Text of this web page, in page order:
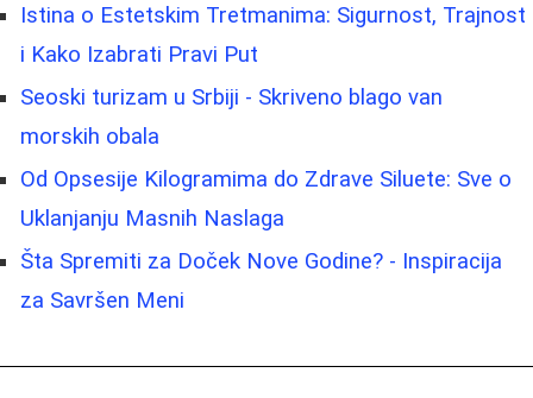
Istina o Estetskim Tretmanima: Sigurnost, Trajnost
i Kako Izabrati Pravi Put
Seoski turizam u Srbiji - Skriveno blago van
morskih obala
Od Opsesije Kilogramima do Zdrave Siluete: Sve o
Uklanjanju Masnih Naslaga
Šta Spremiti za Doček Nove Godine? - Inspiracija
za Savršen Meni